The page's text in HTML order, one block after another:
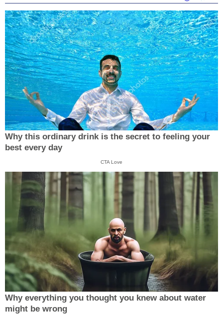
Why this ordinary drink is the secret to feeling your
best every day
CTA Love
Why everything you thought you knew about water
might be wrong